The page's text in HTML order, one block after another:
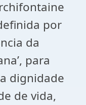
por
da
para
dignidade
de vida,